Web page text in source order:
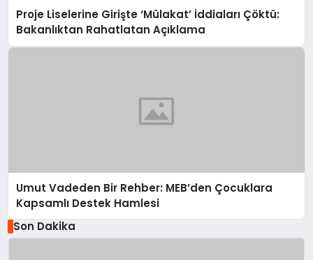
Proje Liselerine Girişte ‘Mülakat’ İddiaları Çöktü:
Bakanlıktan Rahatlatan Açıklama
Umut Vadeden Bir Rehber: MEB’den Çocuklara
Kapsamlı Destek Hamlesi
Son Dakika